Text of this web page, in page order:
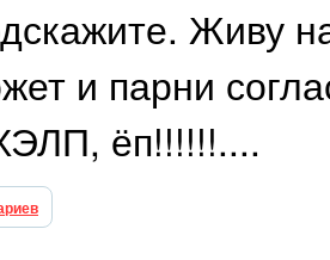
Живу
и парни
ёп!!!!!!....